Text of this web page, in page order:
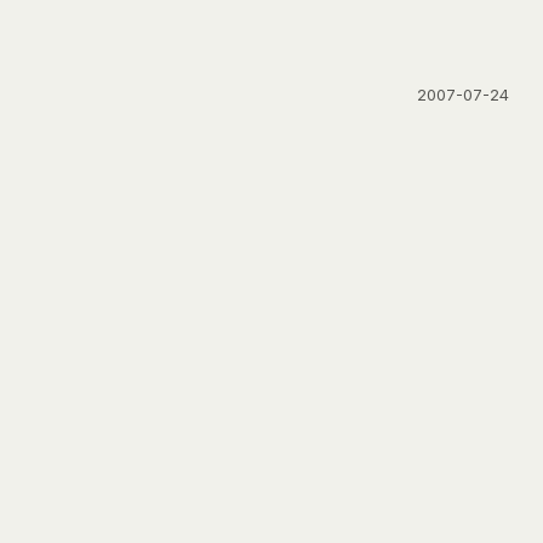
2007-07-24